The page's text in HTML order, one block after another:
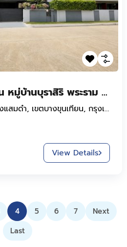
ขายบ้านเดี่ยว 2 ชั้น หมู่บ้านบุราสิริ พระราม 2 ถ.กาญจนาภิเษก ใกล้เซ็นทรัล พระราม 2 พร้อมอยู่
บุราสิริ พระราม 2, แขวงแสมดำ, เขตบางขุนเทียน, กรุงเทพมหานคร, พันท้ายนรสิงห์, 10150, ประเทศไทย
View Details
4 5 6 7
Next
Last